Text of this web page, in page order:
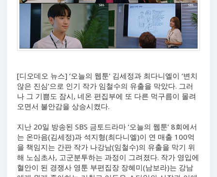
[디오데오 뉴스] ‘오늘의 웹툰’ 김세정과 최다니엘이 ‘변치
않은 진심’으로 인기 작가 임철수의 유출을 막았다. 그러
나 그 기쁨도 잠시, 네온 편집부에 또 다른 먹구름이 몰려
오면서 불안감을 상승시켰다.
지난 20일 방송된 SBS 금토드라마 ‘오늘의 웹툰’ 8회에서
는 온마음(김세정)과 석지형(최다니엘)이 연 매출 100억
을 책임지는 간판 작가 나강남(임철수)의 유출을 막기 위
해 노심초사, 고군분투하는 과정이 그려졌다. 작가 영입에
혈안이 된 경쟁사 영툰 부편집장 장혜미(남보라)는 강남